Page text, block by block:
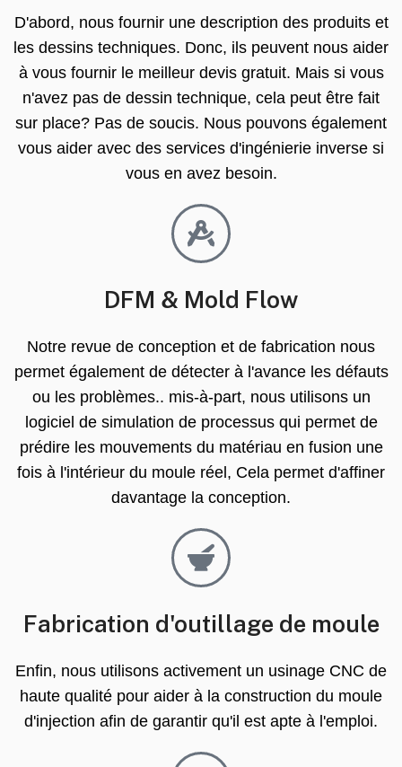
D'abord, nous fournir une description des produits et
les dessins techniques. Donc, ils peuvent nous aider
à vous fournir le meilleur devis gratuit. Mais si vous
n'avez pas de dessin technique, cela peut être fait
sur place? Pas de soucis. Nous pouvons également
vous aider avec des services d'ingénierie inverse si
vous en avez besoin.
DFM & Mold Flow
Notre revue de conception et de fabrication nous
permet également de détecter à l'avance les défauts
ou les problèmes.. mis-à-part, nous utilisons un
logiciel de simulation de processus qui permet de
prédire les mouvements du matériau en fusion une
fois à l'intérieur du moule réel, Cela permet d'affiner
davantage la conception.
Fabrication d'outillage de moule
Enfin, nous utilisons activement un usinage CNC de
haute qualité pour aider à la construction du moule
d'injection afin de garantir qu'il est apte à l'emploi.